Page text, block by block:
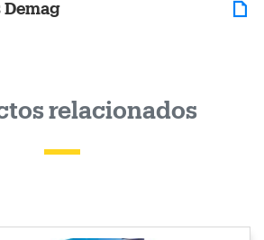
relacionados